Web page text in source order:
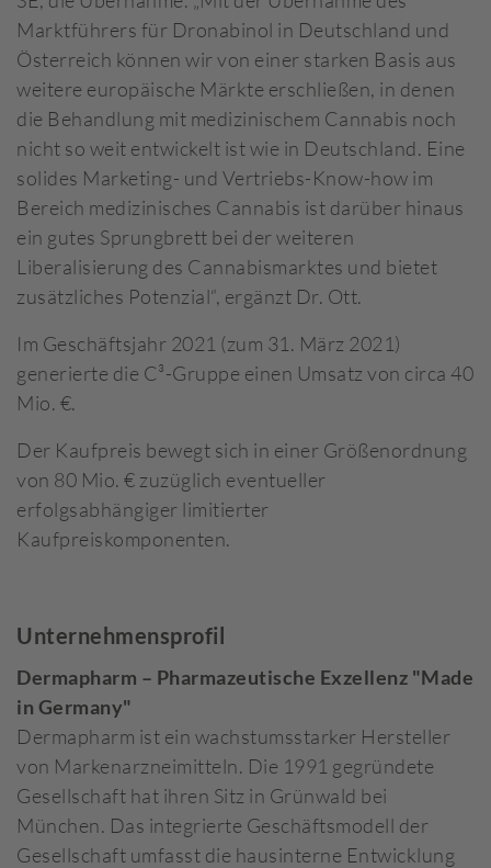
Marktführers für Dronabinol in Deutschland und
Österreich können wir von einer starken Basis aus
weitere europäische Märkte erschließen, in denen
die Behandlung mit medizinischem Cannabis noch
nicht so weit entwickelt ist wie in Deutschland. Eine
solides Marketing- und Vertriebs-Know-how im
Bereich medizinisches Cannabis ist darüber hinaus
ein gutes Sprungbrett bei der weiteren
Liberalisierung des Cannabismarktes und bietet
zusätzliches Potenzial“, ergänzt Dr. Ott.
Im Geschäftsjahr 2021 (zum 31. März 2021)
generierte die C³-Gruppe einen Umsatz von circa 40
Mio. €.
Der Kaufpreis bewegt sich in einer Größenordnung
von 80 Mio. € zuzüglich eventueller
erfolgsabhängiger limitierter
Kaufpreiskomponenten.
Unternehmensprofil
Dermapharm – Pharmazeutische Exzellenz "Made
in Germany"
Dermapharm ist ein wachstumsstarker Hersteller
von Markenarzneimitteln. Die 1991 gegründete
Gesellschaft hat ihren Sitz in Grünwald bei
München. Das integrierte Geschäftsmodell der
Gesellschaft umfasst die hausinterne Entwicklung